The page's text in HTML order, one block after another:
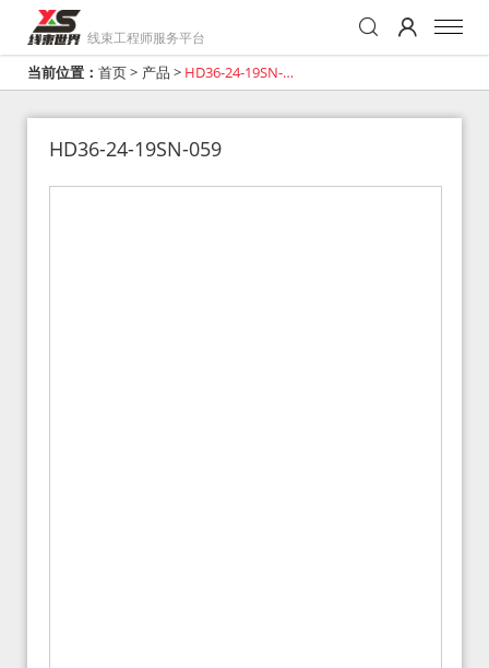
线束工程师服务平台
当前位置： 首页> 产品 > HD36-24-19SN-
HD36-24-19SN-059